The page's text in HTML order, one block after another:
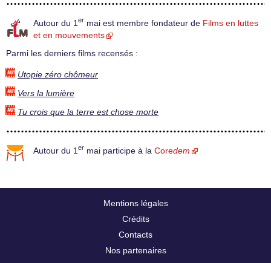
Autour du 1 er mai est membre fondateur de Films en luttes
et en mouvements
Parmi les derniers films recensés :
Utopie zéro chômeur
Vers la lumière
Tu crois que la terre est chose morte
Autour du 1 er mai participe à la Coredem
Mentions légales
Crédits
Contacts
Nos partenaires